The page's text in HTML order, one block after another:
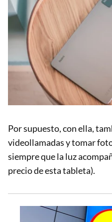
Por supuesto, con ella,
videollamadas y tomar
siempre que la luz
precio de esta tableta).